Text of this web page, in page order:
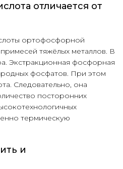
отличается от
ортофосфорной
тяжёлых металлов. В
Экстракционная фосфорная
фосфатов. При этом
Следовательно, она
посторонних
термическую
и